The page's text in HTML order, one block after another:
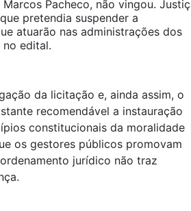
Pacheco, não vingou.
pretendia suspender a
atuarão nas administrações dos
no edital.
da licitação e, ainda assim, o
recomendável a instauração
constitucionais da moralidade
os gestores públicos promovam
jurídico não traz